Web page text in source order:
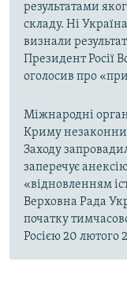
результатами
складу. Ні
визнали
Президент Росії
оголосив про
Міжнародні
Криму
Заходу
заперечує
«відновленням
Верховна Рада
початку
Росією 20 лютого